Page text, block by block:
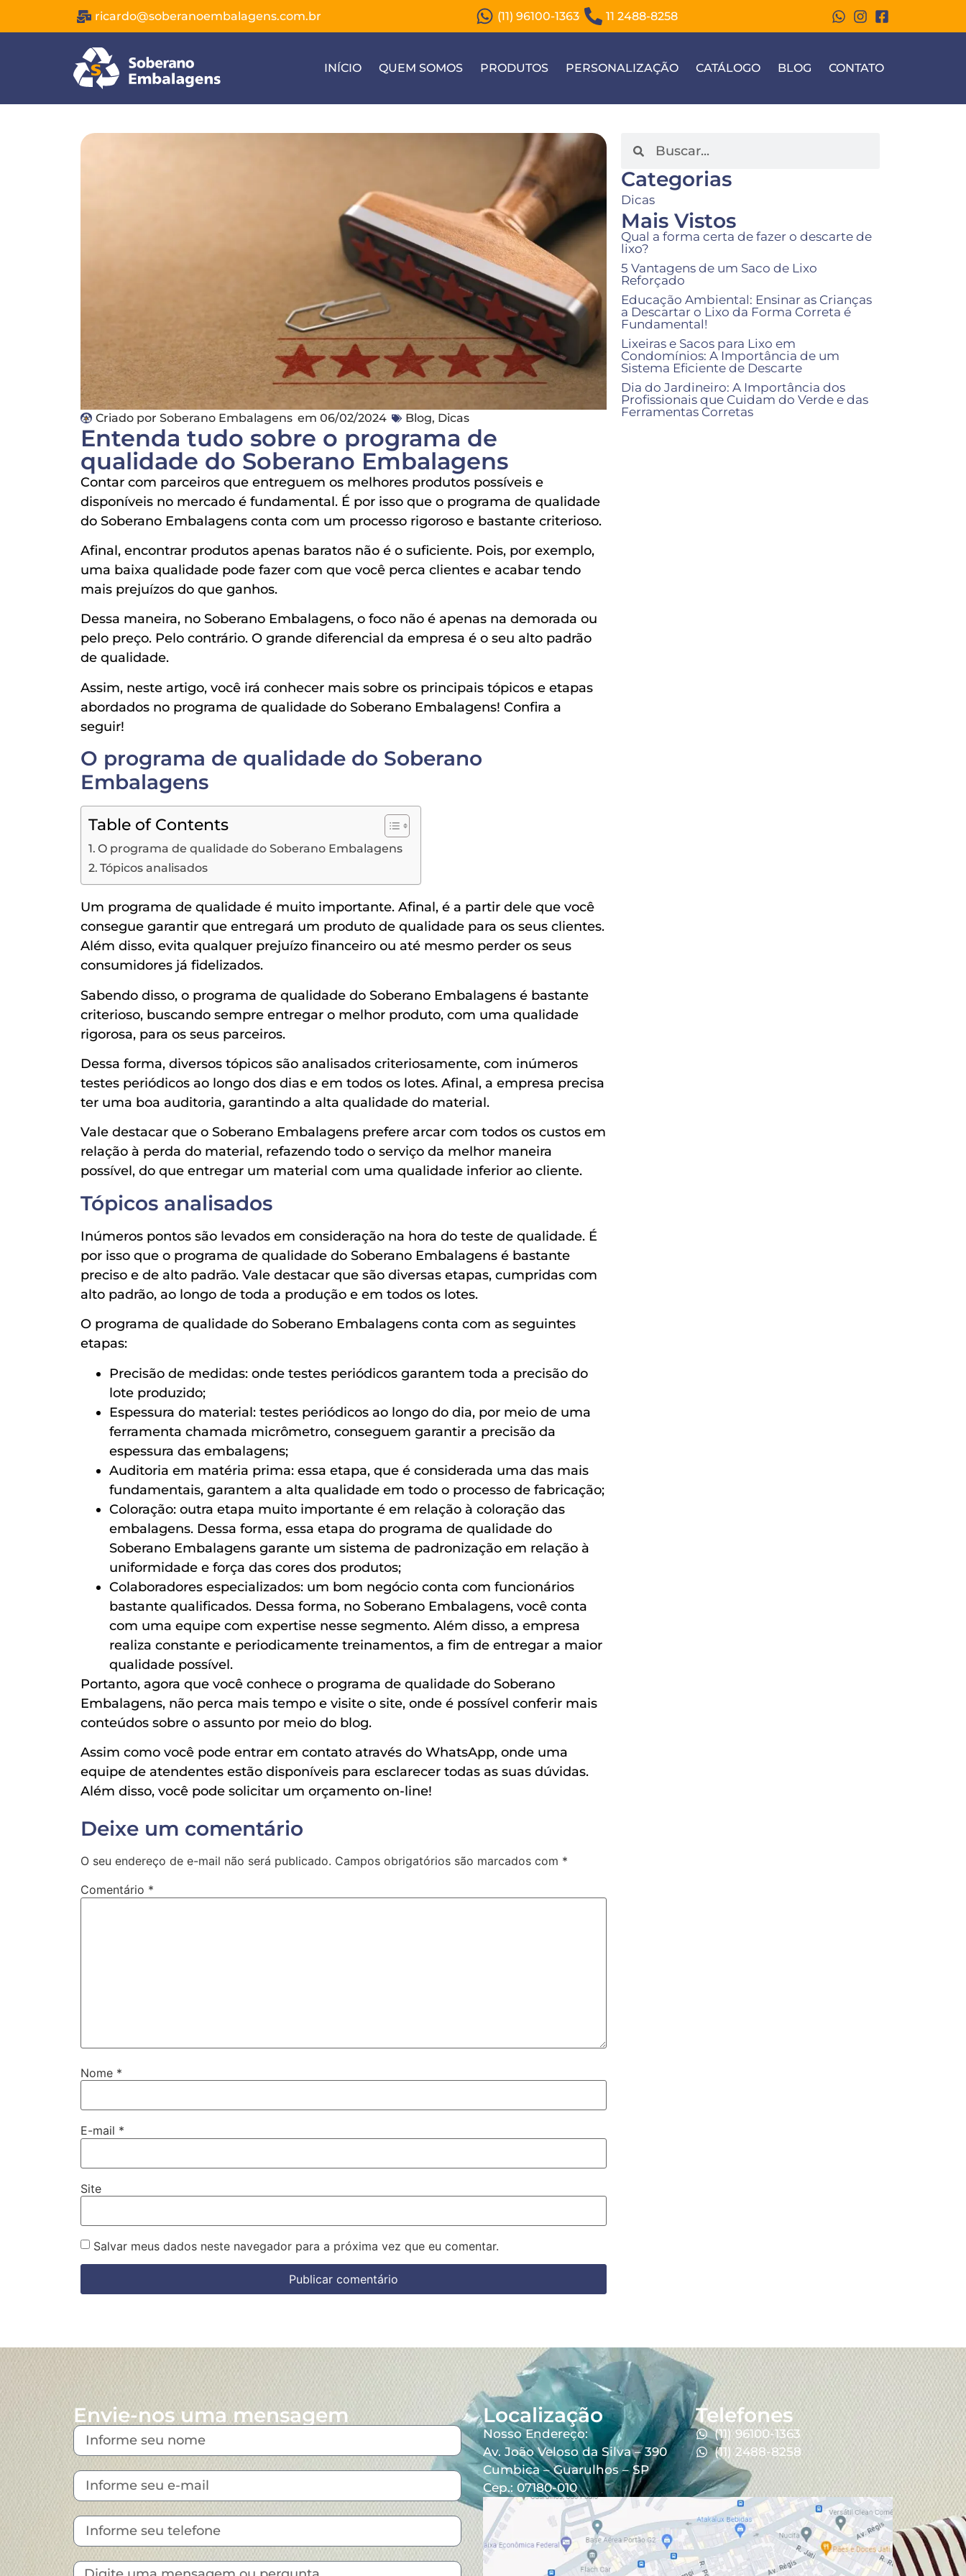
ricardo@soberanoembalagens.com.br (11) 96100-1363 11 2488-8258
INÍCIO QUEM SOMOS PRODUTOS PERSONALIZAÇÃO CATÁLOGO BLOG CONTATO
Criado por Soberano Embalagens em 06/02/2024 Blog, Dicas
Entenda tudo sobre o programa de
qualidade do Soberano Embalagens
Contar com parceiros que entreguem os melhores produtos possíveis e
disponíveis no mercado é fundamental. É por isso que o programa de qualidade
do Soberano Embalagens conta com um processo rigoroso e bastante criterioso.
Afinal, encontrar produtos apenas baratos não é o suficiente. Pois, por exemplo,
uma baixa qualidade pode fazer com que você perca clientes e acabar tendo
mais prejuízos do que ganhos.
Dessa maneira, no Soberano Embalagens, o foco não é apenas na demorada ou
pelo preço. Pelo contrário. O grande diferencial da empresa é o seu alto padrão
de qualidade.
Assim, neste artigo, você irá conhecer mais sobre os principais tópicos e etapas
abordados no programa de qualidade do Soberano Embalagens! Confira a
seguir!
O programa de qualidade do Soberano
Embalagens
Table of Contents
O programa de qualidade do Soberano Embalagens
Tópicos analisados
Um programa de qualidade é muito importante. Afinal, é a partir dele que você
consegue garantir que entregará um produto de qualidade para os seus clientes.
Além disso, evita qualquer prejuízo financeiro ou até mesmo perder os seus
consumidores já fidelizados.
Sabendo disso, o programa de qualidade do Soberano Embalagens é bastante
criterioso, buscando sempre entregar o melhor produto, com uma qualidade
rigorosa, para os seus parceiros.
Dessa forma, diversos tópicos são analisados criteriosamente, com inúmeros
testes periódicos ao longo dos dias e em todos os lotes. Afinal, a empresa precisa
ter uma boa auditoria, garantindo a alta qualidade do material.
Vale destacar que o Soberano Embalagens prefere arcar com todos os custos em
relação à perda do material, refazendo todo o serviço da melhor maneira
possível, do que entregar um material com uma qualidade inferior ao cliente.
Tópicos analisados
Inúmeros pontos são levados em consideração na hora do teste de qualidade. É
por isso que o programa de qualidade do Soberano Embalagens é bastante
preciso e de alto padrão. Vale destacar que são diversas etapas, cumpridas com
alto padrão, ao longo de toda a produção e em todos os lotes.
O programa de qualidade do Soberano Embalagens conta com as seguintes
etapas:
Precisão de medidas: onde testes periódicos garantem toda a precisão do
lote produzido;
Espessura do material: testes periódicos ao longo do dia, por meio de uma
ferramenta chamada micrômetro, conseguem garantir a precisão da
espessura das embalagens;
Auditoria em matéria prima: essa etapa, que é considerada uma das mais
fundamentais, garantem a alta qualidade em todo o processo de fabricação;
Coloração: outra etapa muito importante é em relação à coloração das
embalagens. Dessa forma, essa etapa do programa de qualidade do
Soberano Embalagens garante um sistema de padronização em relação à
uniformidade e força das cores dos produtos;
Colaboradores especializados: um bom negócio conta com funcionários
bastante qualificados. Dessa forma, no Soberano Embalagens, você conta
com uma equipe com expertise nesse segmento. Além disso, a empresa
realiza constante e periodicamente treinamentos, a fim de entregar a maior
qualidade possível.
Portanto, agora que você conhece o programa de qualidade do Soberano
Embalagens, não perca mais tempo e visite o site, onde é possível conferir mais
conteúdos sobre o assunto por meio do blog.
Assim como você pode entrar em contato através do WhatsApp, onde uma
equipe de atendentes estão disponíveis para esclarecer todas as suas dúvidas.
Além disso, você pode solicitar um orçamento on-line!
Deixe um comentário
O seu endereço de e-mail não será publicado. Campos obrigatórios são marcados com *
Comentário *
Nome *
E-mail *
Site
Salvar meus dados neste navegador para a próxima vez que eu comentar.
Categorias
Dicas
Mais Vistos
Qual a forma certa de fazer o descarte de
lixo?
5 Vantagens de um Saco de Lixo
Reforçado
Educação Ambiental: Ensinar as Crianças
a Descartar o Lixo da Forma Correta é
Fundamental!
Lixeiras e Sacos para Lixo em
Condomínios: A Importância de um
Sistema Eficiente de Descarte
Dia do Jardineiro: A Importância dos
Profissionais que Cuidam do Verde e das
Ferramentas Corretas
Envie-nos uma mensagem Localização
Nosso Endereço:
Av. João Veloso da Silva – 390
Cumbica – Guarulhos – SP
Cep.: 07180-010
Telefones
(11) 96100-1363
(11) 2488-8258